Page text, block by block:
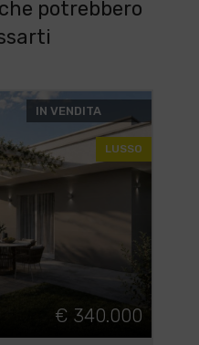
potrebbero
IN VENDITA
LUSSO
€ 340.000